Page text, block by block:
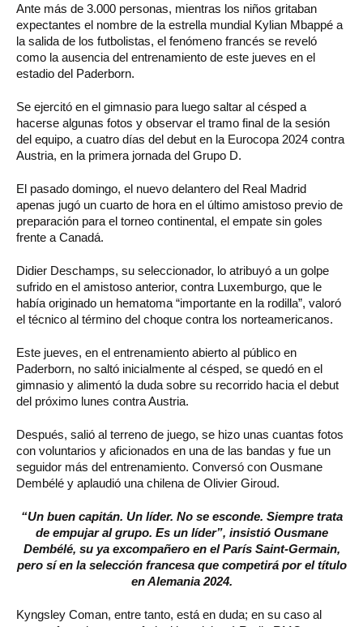
Ante más de 3.000 personas, mientras los niños gritaban
expectantes el nombre de la estrella mundial Kylian Mbappé a
la salida de los futbolistas, el fenómeno francés se reveló
como la ausencia del entrenamiento de este jueves en el
estadio del Paderborn.
Se ejercitó en el gimnasio para luego saltar al césped a
hacerse algunas fotos y observar el tramo final de la sesión
del equipo, a cuatro días del debut en la Eurocopa 2024 contra
Austria, en la primera jornada del Grupo D.
El pasado domingo, el nuevo delantero del Real Madrid
apenas jugó un cuarto de hora en el último amistoso previo de
preparación para el torneo continental, el empate sin goles
frente a Canadá.
Didier Deschamps, su seleccionador, lo atribuyó a un golpe
sufrido en el amistoso anterior, contra Luxemburgo, que le
había originado un hematoma “importante en la rodilla”, valoró
el técnico al término del choque contra los norteamericanos.
Este jueves, en el entrenamiento abierto al público en
Paderborn, no saltó inicialmente al césped, se quedó en el
gimnasio y alimentó la duda sobre su recorrido hacia el debut
del próximo lunes contra Austria.
Después, salió al terreno de juego, se hizo unas cuantas fotos
con voluntarios y aficionados en una de las bandas y fue un
seguidor más del entrenamiento. Conversó con Ousmane
Dembélé y aplaudió una chilena de Olivier Giroud.
“Un buen capitán. Un líder. No se esconde. Siempre trata
de empujar al grupo. Es un líder”, insistió Ousmane
Dembélé, su ya excompañero en el París Saint-Germain,
pero sí en la selección francesa que competirá por el título
en Alemania 2024.
Kyngsley Coman, entre tanto, está en duda; en su caso al